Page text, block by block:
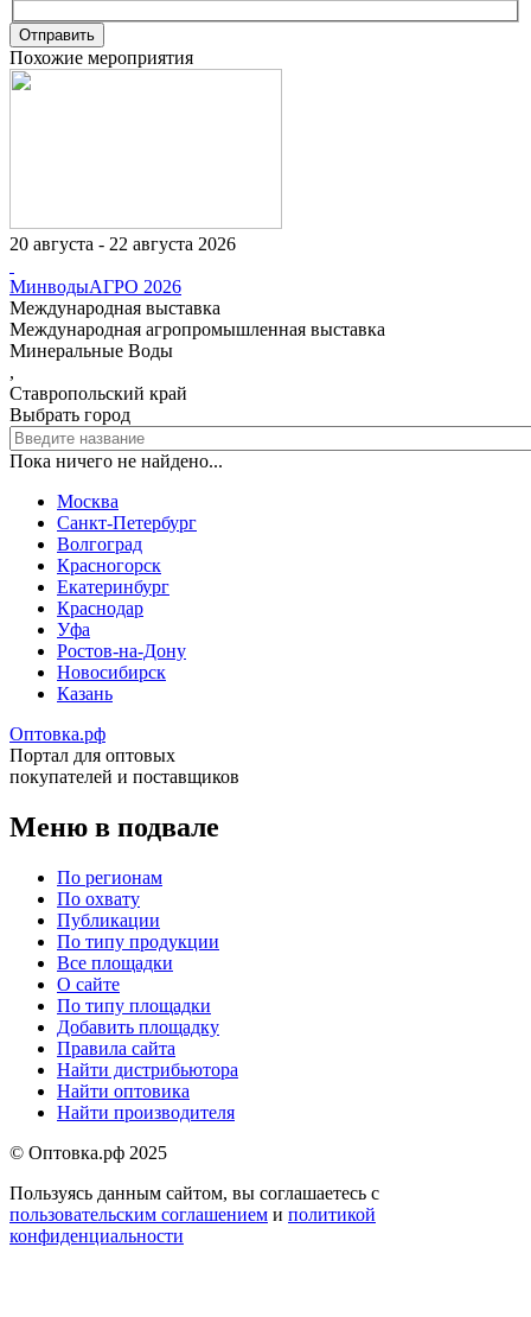
Отправить
Похожие мероприятия
20 августа - 22 августа 2026
МинводыАГРО 2026
Международная выставка
Международная агропромышленная выставка
Минеральные Воды
,
Ставропольский край
Выбрать город
Пока ничего не найдено...
Москва
Санкт-Петербург
Волгоград
Красногорск
Екатеринбург
Краснодар
Уфа
Ростов-на-Дону
Новосибирск
Казань
Оптовка.рф
Портал для оптовых
покупателей и поставщиков
Меню в подвале
По регионам
По охвату
Публикации
По типу продукции
Все площадки
О сайте
По типу площадки
Добавить площадку
Правила сайта
Найти дистрибьютора
Найти оптовика
Найти производителя
© Оптовка.рф 2025
Пользуясь данным сайтом, вы соглашаетесь с
пользовательским соглашением и политикой
конфиденциальности